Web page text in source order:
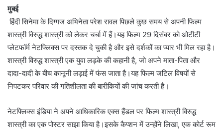
मुबई
हिंदी सिनेमा के दिग्गज अभिनेता परेश रावल पिछले कुछ समय से अपनी फिल्म
शास्त्री विरुद्ध शास्त्री को लेकर चर्चा में हैं।यह फिल्म 29 दिसंबर को ओटीटी
प्लेटफॉर्म नेटफ्लिक्स पर दस्तक दे चुकी है और इसे दर्शकों का प्यार भी मिल रहा है।
शास्त्री विरुद्ध शास्त्री एक युवा लड़के की कहानी है, जो अपने माता-पिता और
दादा-दादी के बीच कानूनी लड़ाई में फंस जाता है।यह फिल्म जटिल विषयों से
निपटकर परिवार की गतिशीलता की बारीकियों की जांच करती है।
नेटफ्लिक्स इंडिया ने अपने आधिकारिक एक्स हैंडल पर फिल्म शास्त्री विरुद्ध
शास्त्री का एक पोस्टर साझा किया है।इसके कैप्शन में उन्होंने लिखा, एक कोर्ट रूम